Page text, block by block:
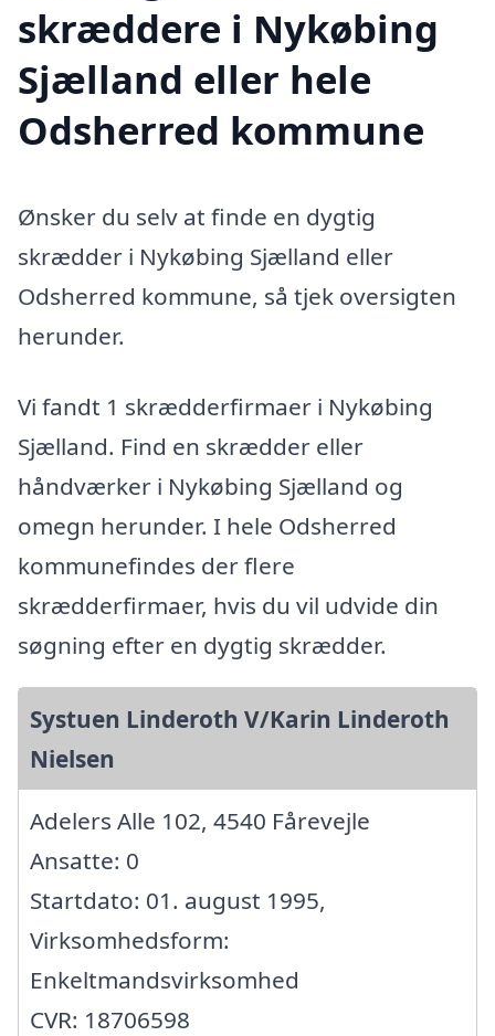
skræddere i Nykøbing
Sjælland eller hele
Odsherred kommune
Ønsker du selv at finde en dygtig
skrædder i Nykøbing Sjælland eller
Odsherred kommune, så tjek oversigten
herunder.
Vi fandt 1 skrædderfirmaer i Nykøbing
Sjælland. Find en skrædder eller
håndværker i Nykøbing Sjælland og
omegn herunder. I hele Odsherred
kommunefindes der flere
skrædderfirmaer, hvis du vil udvide din
søgning efter en dygtig skrædder.
Systuen Linderoth V/Karin Linderoth
Nielsen
Adelers Alle 102, 4540 Fårevejle
Ansatte: 0
Startdato: 01. august 1995,
Virksomhedsform:
Enkeltmandsvirksomhed
CVR: 18706598